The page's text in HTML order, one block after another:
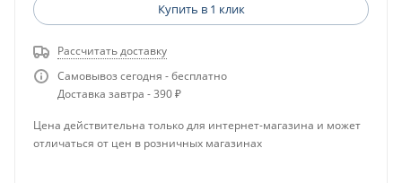
Купить в 1 клик
Рассчитать доставку
Самовывоз сегодня - бесплатно
Доставка завтра - 390 ₽
Цена действительна только для интернет-магазина и может
отличаться от цен в розничных магазинах